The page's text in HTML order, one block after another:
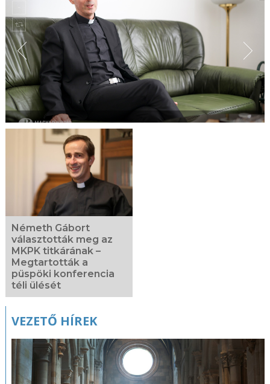
Németh Gábort
választották meg az
MKPK titkárának –
Megtartották a
püspöki konferencia
téli ülését
VEZETŐ HÍREK